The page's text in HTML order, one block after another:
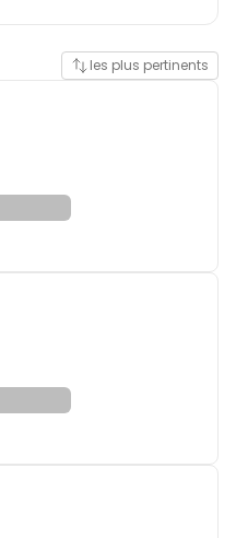
les plus pertinents